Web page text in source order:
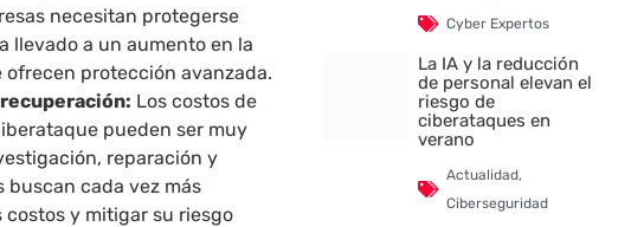
necesitan protegerse
llevado a un aumento en la
protección avanzada.
Los costos de
pueden ser muy
reparación y
buscan cada vez más
y mitigar su riesgo
Cyber Expertos
La IA y la reducción
de personal elevan el
riesgo de
ciberataques en
verano
Actualidad,
Ciberseguridad